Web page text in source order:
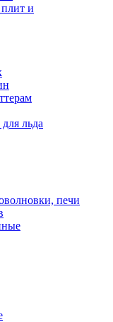
и
льда
печи